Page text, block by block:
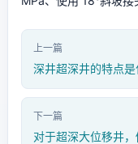
上一篇
深井超深井的特点是
下一篇
对于超深大位移井